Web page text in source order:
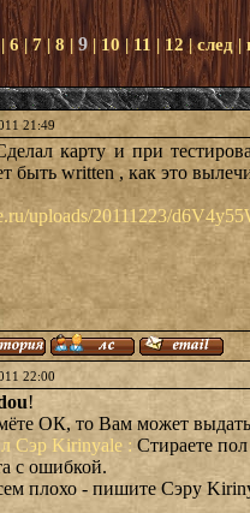
| 6|7| 8 | 9|10 |11 |12 |след|
21:49
карту и при
быть written , как это
uploads/20111223/
22:00
!
ОК, то Вам может
Сэр Kirinyale : Стираете
с ошибкой.
плохо - пишите Сэру